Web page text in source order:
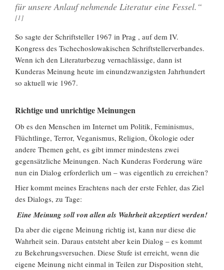
für unsere Anlauf nehmende Literatur eine Fessel.“
[1]
So sagte der Schriftsteller 1967 in Prag , auf dem IV.
Kongress des Tschechoslowakischen Schriftstellerverbandes.
Wenn ich den Literaturbezug vernachlässige, dann ist
Kunderas Meinung heute im einundzwanzigsten Jahrhundert
so aktuell wie 1967.
Richtige und unrichtige Meinungen
Ob es den Menschen im Internet um Politik, Feminismus,
Flüchtlinge, Terror, Veganismus, Religion, Ökologie oder
andere Themen geht, es gibt immer mindestens zwei
gegensätzliche Meinungen. Nach Kunderas Forderung wäre
nun ein Dialog erforderlich um – was eigentlich zu erreichen?
Hier kommt meines Erachtens nach der erste Fehler, das Ziel
des Dialogs, zu Tage:
Eine Meinung soll von allen als Wahrheit akzeptiert werden!
Da aber die eigene Meinung richtig ist, kann nur diese die
Wahrheit sein. Daraus entsteht aber kein Dialog – es kommt
zu Bekehrungsversuchen. Diese Stufe ist erreicht, wenn die
eigene Meinung nicht einmal in Teilen zur Disposition steht,